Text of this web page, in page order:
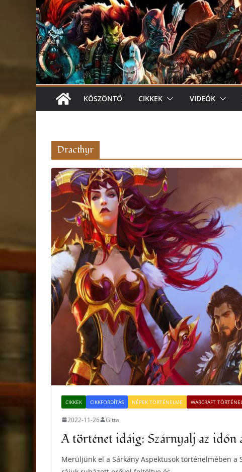
KÖSZÖNTŐ CIKKEK VIDEÓK
Dracthyr
CIKKEK CIKKFORDÍTÁS NÉPEK TÖRTÉNELME WARCRAFT
2022-11-26 Gitta
A történet idáig: Szárnyalj az időn
Merüljünk el a Sárkány Aspektusok történelmében